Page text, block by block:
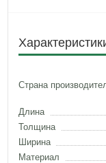
Страна
Длина
Толщина
Ширина
Материал